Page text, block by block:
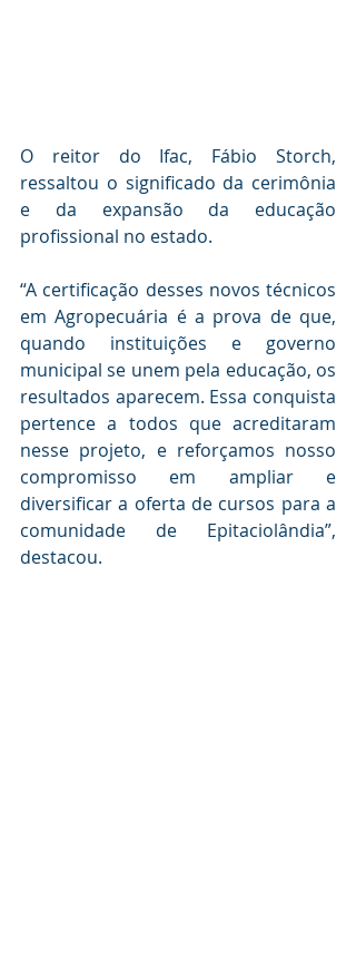
O reitor do Ifac, Fábio Storch,
ressaltou o significado da cerimônia
e da expansão da educação
profissional no estado.
“A certificação desses novos técnicos
em Agropecuária é a prova de que,
quando instituições e governo
municipal se unem pela educação, os
resultados aparecem. Essa conquista
pertence a todos que acreditaram
nesse projeto, e reforçamos nosso
compromisso em ampliar e
diversificar a oferta de cursos para a
comunidade de Epitaciolândia”,
destacou.